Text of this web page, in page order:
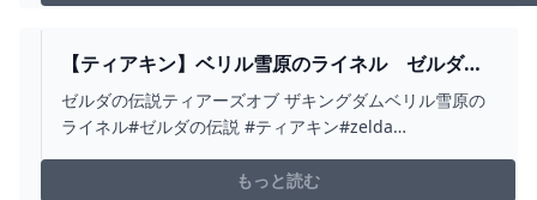
【ティアキン】ベリル雪原のライネル ゼルダの
伝説ティアーズオブ ザキングダム #ゼルダの伝
説 #ティアキン #ZELDA - YOUTUBE
ゼルダの伝説ティアーズオブ ザキングダムベリル雪原の
ライネル#ゼルダの伝説 #ティアキン#zelda
もっと読む